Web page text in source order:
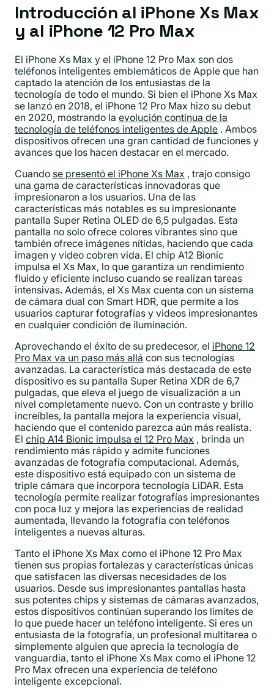
Introducción al iPhone Xs Max
y al iPhone 12 Pro Max
El iPhone Xs Max y el iPhone 12 Pro Max son dos
teléfonos inteligentes emblemáticos de Apple que han
captado la atención de los entusiastas de la
tecnología de todo el mundo. Si bien el iPhone Xs Max
se lanzó en 2018, el iPhone 12 Pro Max hizo su debut
en 2020, mostrando la evolución continua de la
tecnología de teléfonos inteligentes de Apple . Ambos
dispositivos ofrecen una gran cantidad de funciones y
avances que los hacen destacar en el mercado.
Cuando se presentó el iPhone Xs Max , trajo consigo
una gama de características innovadoras que
impresionaron a los usuarios. Una de las
características más notables es su impresionante
pantalla Super Retina OLED de 6,5 pulgadas. Esta
pantalla no solo ofrece colores vibrantes sino que
también ofrece imágenes nítidas, haciendo que cada
imagen y video cobren vida. El chip A12 Bionic
impulsa el Xs Max, lo que garantiza un rendimiento
fluido y eficiente incluso cuando se realizan tareas
intensivas. Además, el Xs Max cuenta con un sistema
de cámara dual con Smart HDR, que permite a los
usuarios capturar fotografías y videos impresionantes
en cualquier condición de iluminación.
Aprovechando el éxito de su predecesor, el iPhone 12
Pro Max va un paso más allá con sus tecnologías
avanzadas. La característica más destacada de este
dispositivo es su pantalla Super Retina XDR de 6,7
pulgadas, que eleva el juego de visualización a un
nivel completamente nuevo. Con un contraste y brillo
increíbles, la pantalla mejora la experiencia visual,
haciendo que el contenido parezca aún más realista.
El chip A14 Bionic impulsa el 12 Pro Max , brinda un
rendimiento más rápido y admite funciones
avanzadas de fotografía computacional. Además,
este dispositivo está equipado con un sistema de
triple cámara que incorpora tecnología LiDAR. Esta
tecnología permite realizar fotografías impresionantes
con poca luz y mejora las experiencias de realidad
aumentada, llevando la fotografía con teléfonos
inteligentes a nuevas alturas.
Tanto el iPhone Xs Max como el iPhone 12 Pro Max
tienen sus propias fortalezas y características únicas
que satisfacen las diversas necesidades de los
usuarios. Desde sus impresionantes pantallas hasta
sus potentes chips y sistemas de cámaras avanzados,
estos dispositivos continúan superando los límites de
lo que puede hacer un teléfono inteligente. Si eres un
entusiasta de la fotografía, un profesional multitarea o
simplemente alguien que aprecia la tecnología de
vanguardia, tanto el iPhone Xs Max como el iPhone 12
Pro Max ofrecen una experiencia de teléfono
inteligente excepcional.